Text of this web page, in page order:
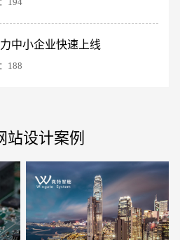
中小企业快速上线
188
站设计案例